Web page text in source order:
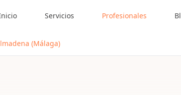
Servicios Profesionales
(Málaga)